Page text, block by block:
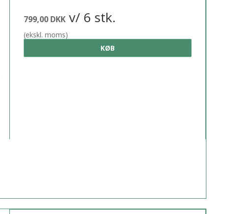
799,00 DKKv/ 6 stk.
(ekskl. moms)
KØB